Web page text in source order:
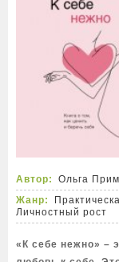
Автор:
Ольга
Жанр:
Личностный рост
«К себе нежно» –